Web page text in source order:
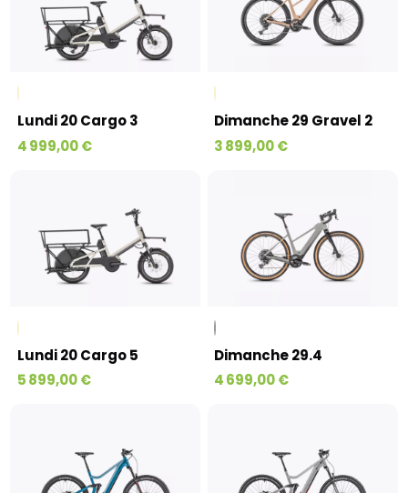
Lundi 20 Cargo 3
4 999,00 €
Dimanche 29 Gravel 2
3 899,00 €
Lundi 20 Cargo 5
5 899,00 €
Dimanche 29.4
4 699,00 €